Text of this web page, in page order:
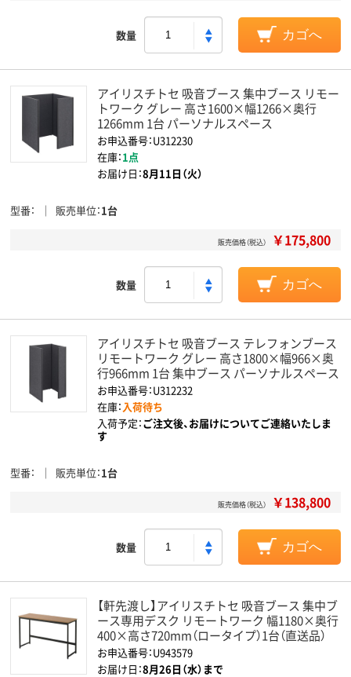
数量 カゴへ
アイリスチトセ 吸音ブース 集中ブース リモー
トワーク グレー 高さ1600×幅1266×奥行
1266mm 1台 パーソナルスペース
お申込番号：U312230
在庫：1点
お届け日：8月11日（火）
型番 販売単位 1台
販売価格（税込） ￥175,800
数量 カゴへ
アイリスチトセ 吸音ブース テレフォンブース
リモートワーク グレー 高さ1800×幅966×奥
行966mm 1台 集中ブース パーソナルスペース
お申込番号：U312232
在庫：入荷待ち
入荷予定：ご注文後、お届けについてご連絡いたしま
す
型番 販売単位 1台
販売価格（税込） ￥138,800
数量 カゴへ
【軒先渡し】アイリスチトセ 吸音ブース 集中ブ
ース専用デスク リモートワーク 幅1180×奥行
400×高さ720mm（ロータイプ）1台（直送品）
お申込番号：U943579
お届け日：8月26日（水）まで